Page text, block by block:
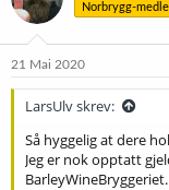
j
o
e
Norbrygg-
21 Mai 2020
LarsUlv skrev:
Så hyggelig at dere
Jeg er nok opptatt
BarleyWineBryggeriet.